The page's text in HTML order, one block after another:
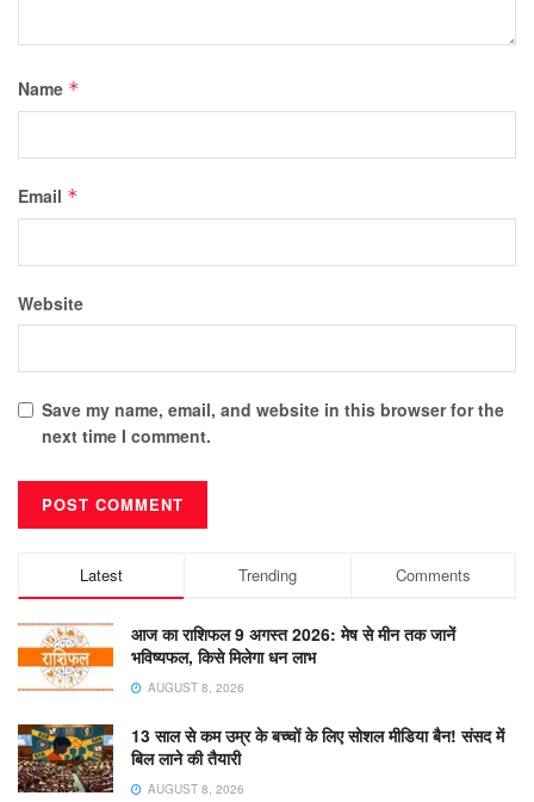
Name *
Email *
Website
Save my name, email, and website in this browser for the
next time I comment.
Latest Trending Comments
आज का राशिफल 9 अगस्त 2026: मेष से मीन तक जानें
भविष्यफल, किसे मिलेगा धन लाभ
AUGUST 8, 2026
13 साल से कम उम्र के बच्चों के लिए सोशल मीडिया बैन! संसद में
बिल लाने की तैयारी
AUGUST 8, 2026